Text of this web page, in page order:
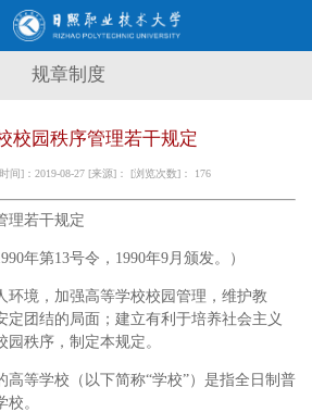
规章制度
校园秩序管理若干规定
间]：2019-08-27 [来源]： [浏览次数]： 176
理若干规定
年第13号令，1990年9月颁发。）
环境，加强高等学校校园管理，维护教
定团结的局面；建立有利于培养社会主义
秩序，制定本规定。
高等学校（以下简称“学校”）是指全日制普
。